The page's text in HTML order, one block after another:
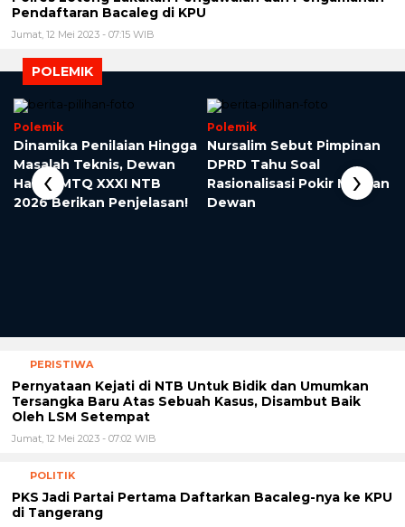
Pendaftaran Bacaleg di KPU
Jumat, 12 Mei 2023 - 07:15 WIB
POLEMIK
Polemik
Dinamika Penilaian Hingga
Masalah Teknis, Dewan
Hakim MTQ XXXI NTB
2026 Berikan Penjelasan!
Polemik
Nursalim Sebut Pimpinan
DPRD Tahu Soal
Rasionalisasi Pokir Mantan
Dewan
‹ ›
PERISTIWA
Pernyataan Kejati di NTB Untuk Bidik dan Umumkan
Tersangka Baru Atas Sebuah Kasus, Disambut Baik
Oleh LSM Setempat
Jumat, 12 Mei 2023 - 07:02 WIB
POLITIK
PKS Jadi Partai Pertama Daftarkan Bacaleg-nya ke KPU
di Tangerang